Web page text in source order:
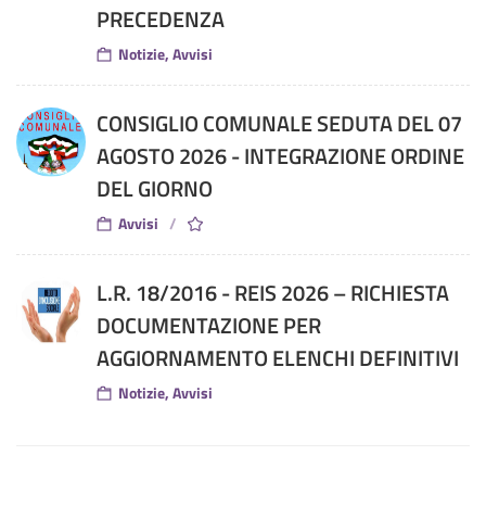
PRECEDENZA
Notizie, Avvisi
CONSIGLIO COMUNALE SEDUTA DEL 07
AGOSTO 2026 - INTEGRAZIONE ORDINE
DEL GIORNO
Avvisi
L.R. 18/2016 - REIS 2026 – RICHIESTA
DOCUMENTAZIONE PER
AGGIORNAMENTO ELENCHI DEFINITIVI
Notizie, Avvisi